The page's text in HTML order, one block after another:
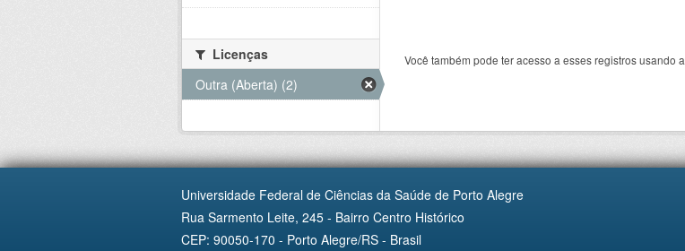
Você também pode ter acesso a esses registros usando a
Licenças
Outra (Aberta) (2)
Universidade Federal de Ciências da Saúde de Porto Alegre
Rua Sarmento Leite, 245 - Bairro Centro Histórico
CEP: 90050-170 - Porto Alegre/RS - Brasil